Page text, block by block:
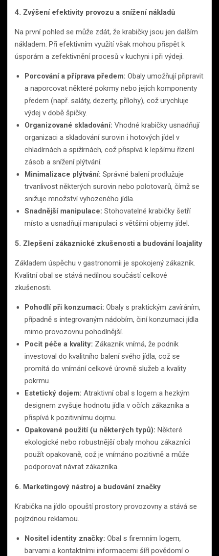
4. Zvýšení efektivity provozu a snížení nákladů
Na první pohled se může zdát, že krabičky jsou jen dalším
nákladem. Při efektivním využití však mohou přispět k
úsporám a zefektivnění procesů v kuchyni i při výdeji.
Porcování a příprava předem: Obaly umožňují připravit
a naporcovat některé pokrmy nebo jejich komponenty
předem (např. saláty, dezerty, přílohy), což urychluje
výdej v době špičky.
Organizované skladování: Vhodné krabičky usnadňují
organizaci a skladování surovin i hotových jídel v
chladírnách a spižírnách, což přispívá k lepšímu řízení
zásob a snížení plýtvání.
Minimalizace plýtvání: Správné balení prodlužuje
trvanlivost některých surovin nebo polotovarů, čímž se
snižuje množství vyhozeného jídla.
Snadnější manipulace: Stohovatelné krabičky šetří
místo a usnadňují manipulaci s většími objemy jídel.
5. Zlepšení zákaznické zkušenosti a budování loajality
Základem úspěchu v gastronomii je spokojený zákazník.
Kvalitní obal se stává nedílnou součástí celkové
zkušenosti.
Pohodlí při konzumaci: Obaly s praktickým zavíráním,
případně s integrovaným nádobím, činí konzumaci jídla
mimo provozovnu pohodlnější.
Pocit péče a kvality: Zákazník vnímá, že podnik
investoval do kvalitního balení svého jídla, což se
promítá do vnímání celkové úrovně služeb a kvality
pokrmu.
Estetický dojem: Atraktivní obal s logem a hezkým
designem zvyšuje hodnotu jídla v očích zákazníka a
přispívá k pozitivnímu dojmu.
Opakované použití (u některých typů): Některé
ekologické nebo robustnější obaly mohou zákazníci
použít opakovaně, což je vnímáno pozitivně a může
podporovat návrat zákazníka.
6. Marketingový nástroj a budování značky
Krabička na jídlo opouští prostory provozovny a stává se
pojízdnou reklamou.
Nositel identity značky: Obal s firemním logem,
barvami a kontaktními informacemi šíří povědomí o